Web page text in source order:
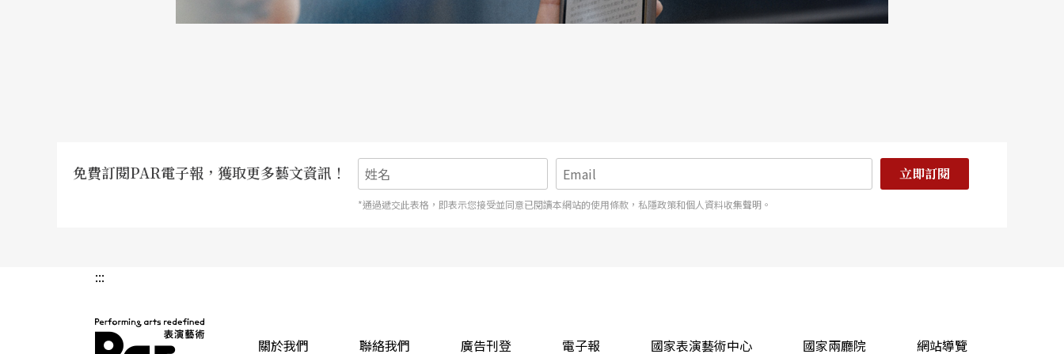
免費訂閱PAR電子報，獲取更多藝文資訊！ 立即訂閱
*通過遞交此表格，即表示您接受並同意已閱讀本網站的使用條款，私隱政策和個人資料收集聲明。
:::
關於我們 聯絡我們 廣告刊登 電子報 國家表演藝術中心 國家兩廳院 網站導覽